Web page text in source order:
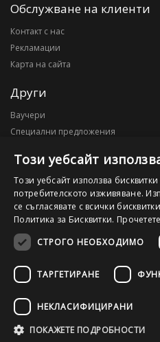
Обслужване на клиенти
Контакт с нас
Рекламации
Карта на сайта
Други
Ваучери
Специални предложения
Моят профил
Моят профил
История на поръчките
Желани продукти
Този уебсайт
Този уебсайт използва
потребителското изживяване.
се съгласявате с всички
Политика за Бисквитки.
СТРОГО НЕОБХОДИМО
ТАРГЕТИРАНЕ
НЕКЛАСИФИЦИРАНИ
ПОКАЖЕТЕ ПОДРОБНОСТИ